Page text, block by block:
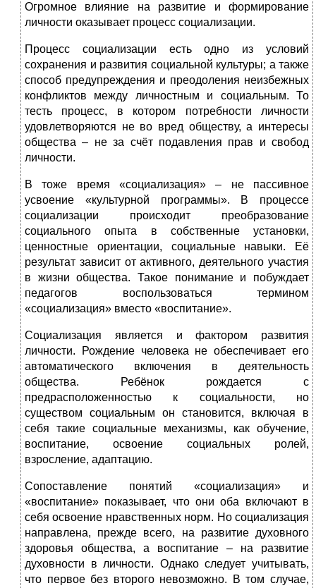
Огромное влияние на развитие и формирование
личности оказывает процесс социализации.
Процесс социализации есть одно из условий
сохранения и развития социальной культуры; а также
способ предупреждения и преодоления неизбежных
конфликтов между личностным и социальным. То
тесть процесс, в котором потребности личности
удовлетворяются не во вред обществу, а интересы
общества – не за счёт подавления прав и свобод
личности.
В тоже время «социализация» – не пассивное
усвоение «культурной программы». В процессе
социализации происходит преобразование
социального опыта в собственные установки,
ценностные ориентации, социальные навыки. Её
результат зависит от активного, деятельного участия
в жизни общества. Такое понимание и побуждает
педагогов воспользоваться термином
«социализация» вместо «воспитание».
Социализация является и фактором развития
личности. Рождение человека не обеспечивает его
автоматического включения в деятельность
общества. Ребёнок рождается с
предрасположенностью к социальности, но
существом социальным он становится, включая в
себя такие социальные механизмы, как обучение,
воспитание, освоение социальных ролей,
взросление, адаптацию.
Сопоставление понятий «социализация» и
«воспитание» показывает, что они оба включают в
себя освоение нравственных норм. Но социализация
направлена, прежде всего, на развитие духовного
здоровья общества, а воспитание – на развитие
духовности в личности. Однако следует учитывать,
что первое без второго невозможно. В том случае,